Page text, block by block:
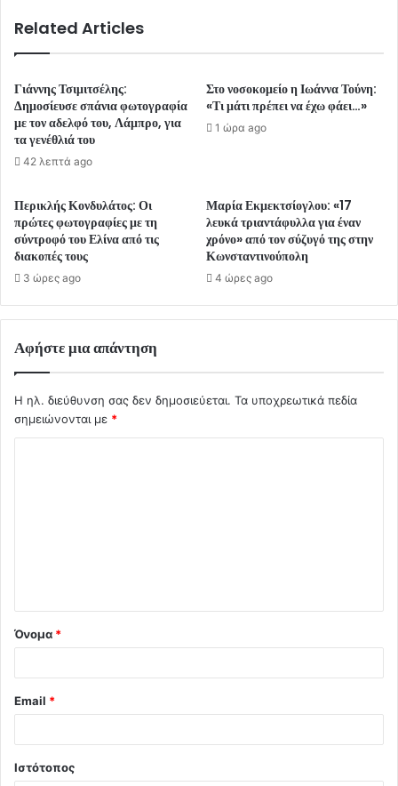
Related Articles
Γιάννης Τσιμιτσέλης:
Δημοσίευσε σπάνια φωτογραφία
με τον αδελφό του, Λάμπρο, για
τα γενέθλιά του
42 λεπτά ago
Στο νοσοκομείο η Ιωάννα Τούνη:
«Τι μάτι πρέπει να έχω φάει…»
1 ώρα ago
Περικλής Κονδυλάτος: Οι
πρώτες φωτογραφίες με τη
σύντροφό του Ελίνα από τις
διακοπές τους
3 ώρες ago
Μαρία Εκμεκτσίογλου: «17
λευκά τριαντάφυλλα για έναν
χρόνο» από τον σύζυγό της στην
Κωνσταντινούπολη
4 ώρες ago
Αφήστε μια απάντηση
Η ηλ. διεύθυνση σας δεν δημοσιεύεται. Τα υποχρεωτικά πεδία
σημειώνονται με *
*
Όνομα *
Email *
Ιστότοπος